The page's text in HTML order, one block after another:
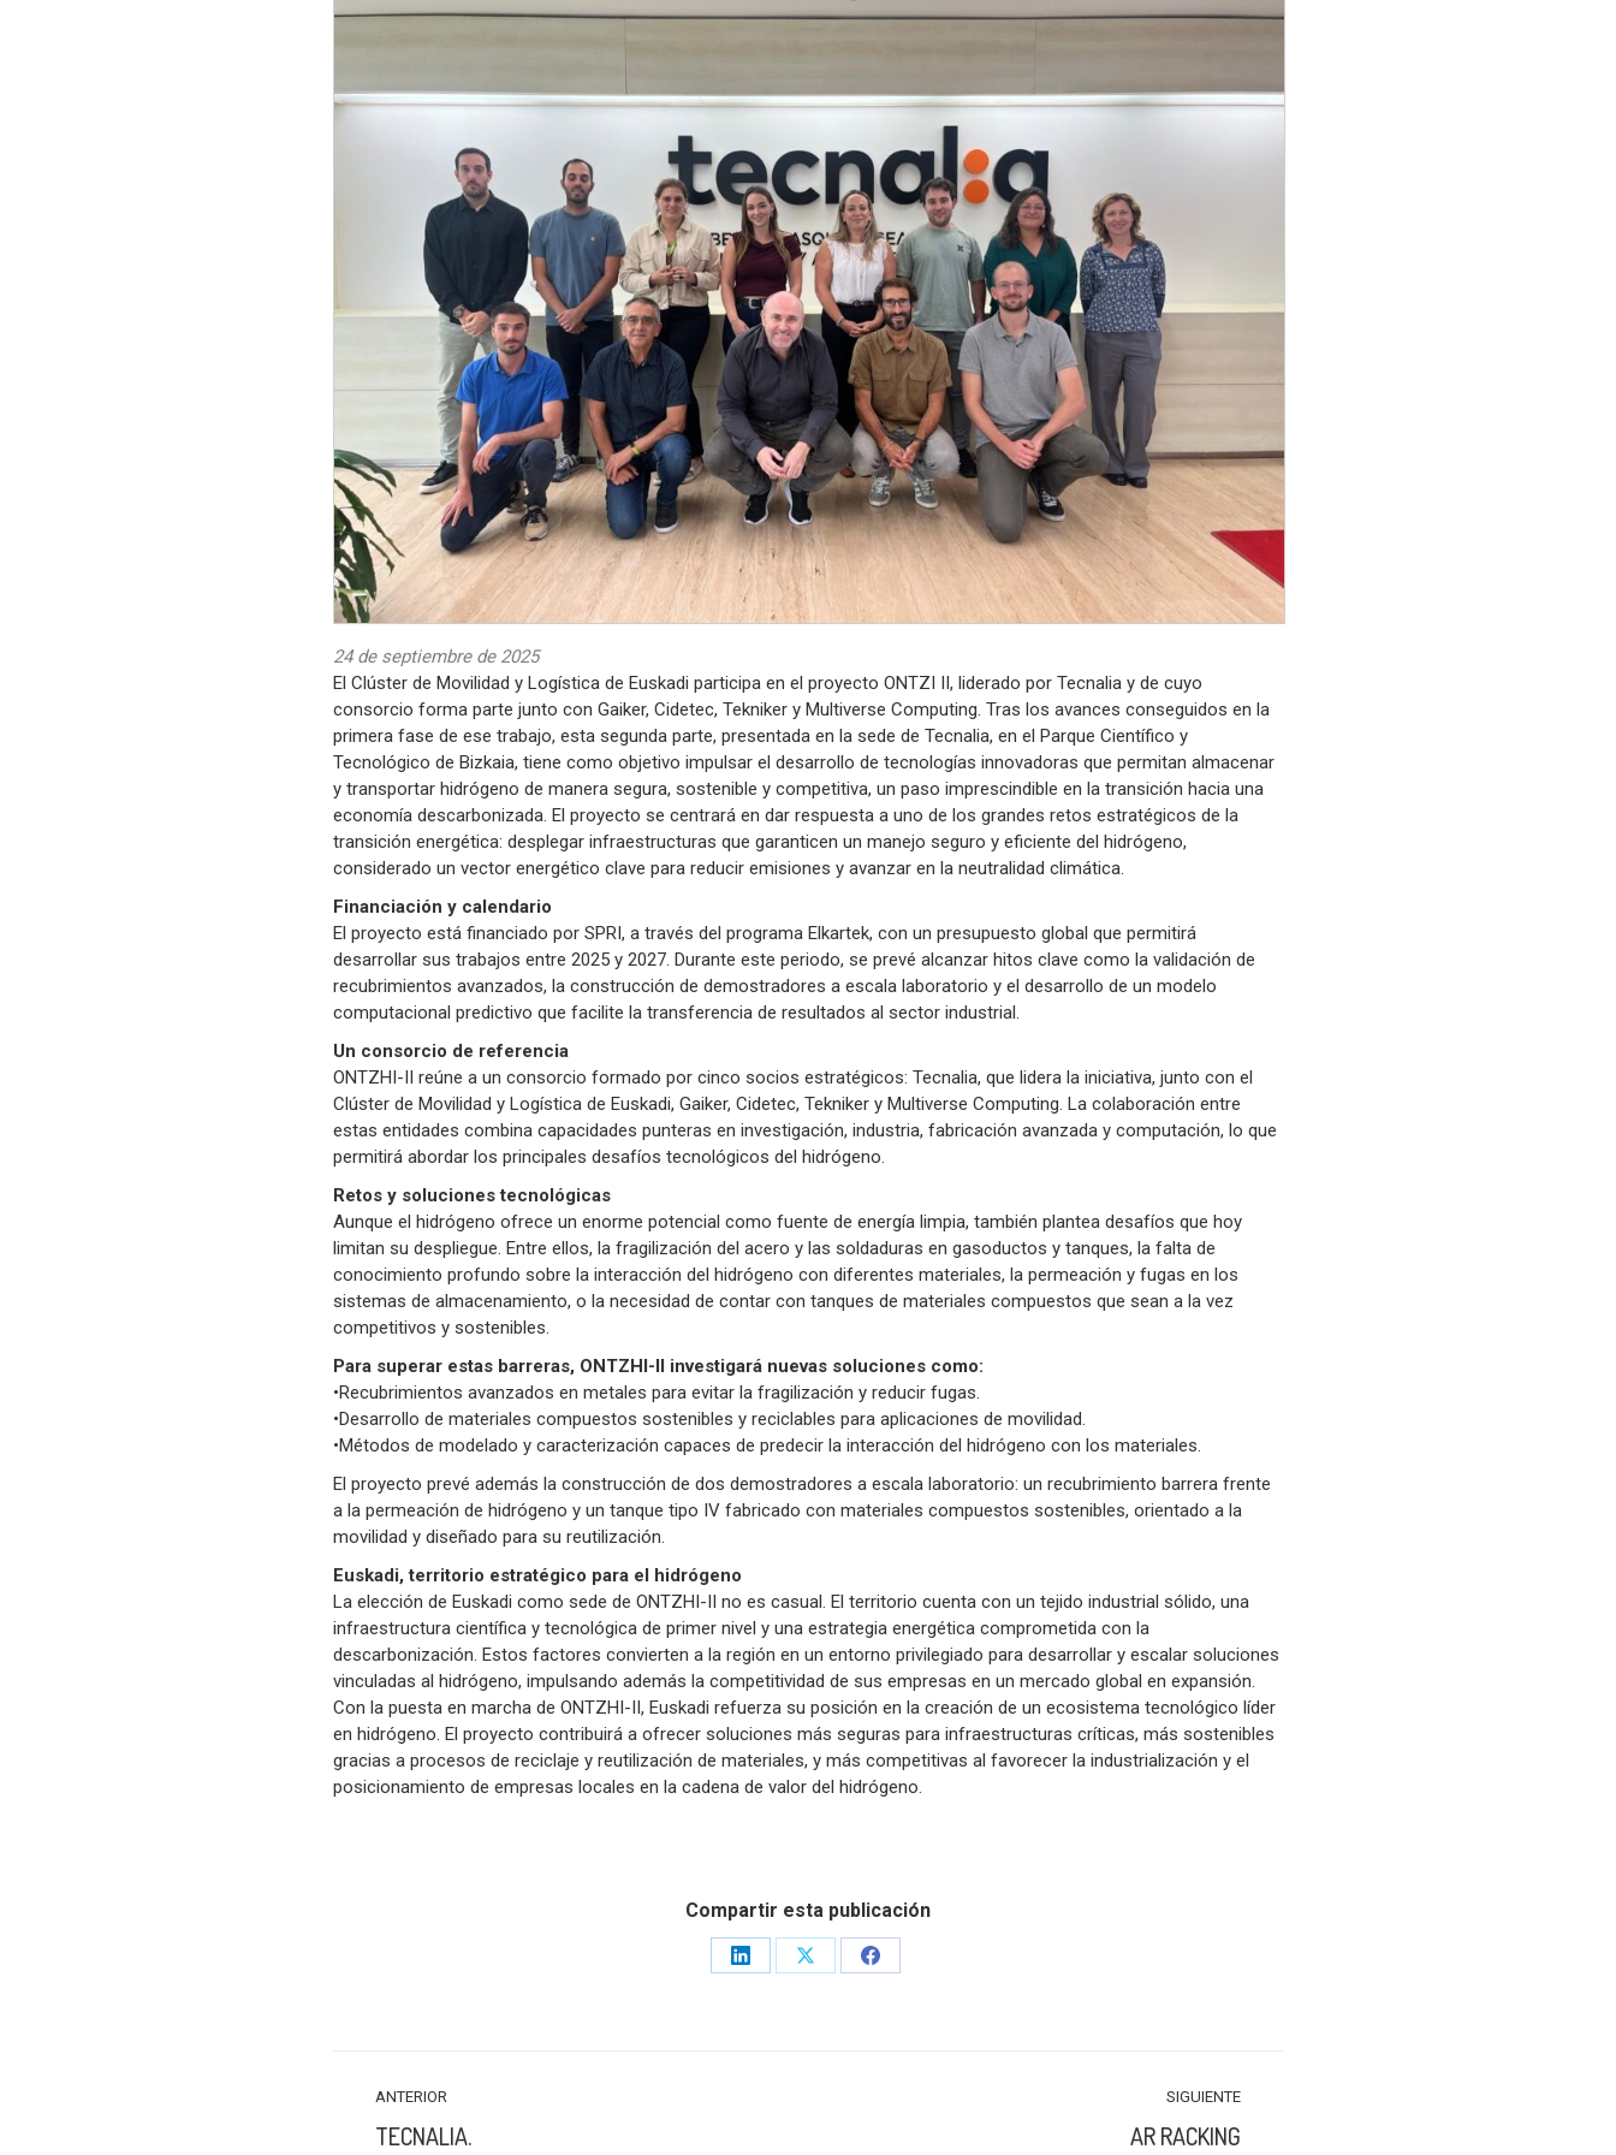
24 de septiembre de 2025
El Clúster de Movilidad y Logística de Euskadi participa en el proyecto ONTZI II, liderado por Tecnalia y de cuyo
consorcio forma parte junto con Gaiker, Cidetec, Tekniker y Multiverse Computing. Tras los avances conseguidos en la
primera fase de ese trabajo, esta segunda parte, presentada en la sede de Tecnalia, en el Parque Científico y
Tecnológico de Bizkaia, tiene como objetivo impulsar el desarrollo de tecnologías innovadoras que permitan almacenar
y transportar hidrógeno de manera segura, sostenible y competitiva, un paso imprescindible en la transición hacia una
economía descarbonizada. El proyecto se centrará en dar respuesta a uno de los grandes retos estratégicos de la
transición energética: desplegar infraestructuras que garanticen un manejo seguro y eficiente del hidrógeno,
considerado un vector energético clave para reducir emisiones y avanzar en la neutralidad climática.
Financiación y calendario
El proyecto está financiado por SPRI, a través del programa Elkartek, con un presupuesto global que permitirá
desarrollar sus trabajos entre 2025 y 2027. Durante este periodo, se prevé alcanzar hitos clave como la validación de
recubrimientos avanzados, la construcción de demostradores a escala laboratorio y el desarrollo de un modelo
computacional predictivo que facilite la transferencia de resultados al sector industrial.
Un consorcio de referencia
ONTZHI-II reúne a un consorcio formado por cinco socios estratégicos: Tecnalia, que lidera la iniciativa, junto con el
Clúster de Movilidad y Logística de Euskadi, Gaiker, Cidetec, Tekniker y Multiverse Computing. La colaboración entre
estas entidades combina capacidades punteras en investigación, industria, fabricación avanzada y computación, lo que
permitirá abordar los principales desafíos tecnológicos del hidrógeno.
Retos y soluciones tecnológicas
Aunque el hidrógeno ofrece un enorme potencial como fuente de energía limpia, también plantea desafíos que hoy
limitan su despliegue. Entre ellos, la fragilización del acero y las soldaduras en gasoductos y tanques, la falta de
conocimiento profundo sobre la interacción del hidrógeno con diferentes materiales, la permeación y fugas en los
sistemas de almacenamiento, o la necesidad de contar con tanques de materiales compuestos que sean a la vez
competitivos y sostenibles.
Para superar estas barreras, ONTZHI-II investigará nuevas soluciones como:
•Recubrimientos avanzados en metales para evitar la fragilización y reducir fugas.
•Desarrollo de materiales compuestos sostenibles y reciclables para aplicaciones de movilidad.
•Métodos de modelado y caracterización capaces de predecir la interacción del hidrógeno con los materiales.
El proyecto prevé además la construcción de dos demostradores a escala laboratorio: un recubrimiento barrera frente
a la permeación de hidrógeno y un tanque tipo IV fabricado con materiales compuestos sostenibles, orientado a la
movilidad y diseñado para su reutilización.
Euskadi, territorio estratégico para el hidrógeno
La elección de Euskadi como sede de ONTZHI-II no es casual. El territorio cuenta con un tejido industrial sólido, una
infraestructura científica y tecnológica de primer nivel y una estrategia energética comprometida con la
descarbonización. Estos factores convierten a la región en un entorno privilegiado para desarrollar y escalar soluciones
vinculadas al hidrógeno, impulsando además la competitividad de sus empresas en un mercado global en expansión.
Con la puesta en marcha de ONTZHI-II, Euskadi refuerza su posición en la creación de un ecosistema tecnológico líder
en hidrógeno. El proyecto contribuirá a ofrecer soluciones más seguras para infraestructuras críticas, más sostenibles
gracias a procesos de reciclaje y reutilización de materiales, y más competitivas al favorecer la industrialización y el
posicionamiento de empresas locales en la cadena de valor del hidrógeno.
Compartir esta publicación
Share
Share
Share
ENTRE
ANTERIOR
TECNALIA.
SIGUIENTE
AR RACKING